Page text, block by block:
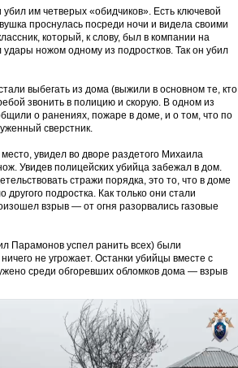
им четверых «обидчиков». Есть ключевой
проснулась посреди ночи и видела своими
который, к слову, был в компании на
ножом одному из подростков. Так он убил
выбегать из дома (выжили в основном те, кто
звонить в полицию и скорую. В одном из
о ранениях, пожаре в доме, и о том, что по
сверстник.
увидел во дворе раздетого Михаила
Увидев полицейских убийца забежал в дом.
стражи порядка, это то, что в доме
подростка. Как только они стали
взрыв — от огня разорвались газовые
Парамонов успел ранить всех) были
не угрожает. Останки убийцы вместе с
среди обгоревших обломков дома — взрыв